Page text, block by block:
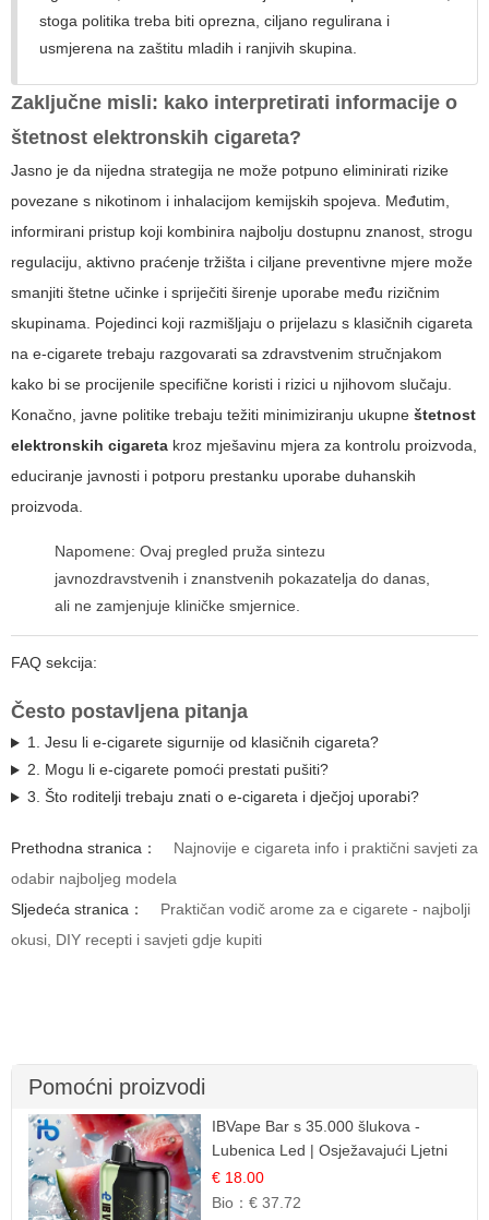
stoga politika treba biti oprezna, ciljano regulirana i
usmjerena na zaštitu mladih i ranjivih skupina.
Zaključne misli: kako interpretirati informacije o
štetnost elektronskih cigareta?
Jasno je da nijedna strategija ne može potpuno eliminirati rizike
povezane s nikotinom i inhalacijom kemijskih spojeva. Međutim,
informirani pristup koji kombinira najbolju dostupnu znanost, strogu
regulaciju, aktivno praćenje tržišta i ciljane preventivne mjere može
smanjiti štetne učinke i spriječiti širenje uporabe među rizičnim
skupinama. Pojedinci koji razmišljaju o prijelazu s klasičnih cigareta
na e-cigarete trebaju razgovarati sa zdravstvenim stručnjakom
kako bi se procijenile specifične koristi i rizici u njihovom slučaju.
Konačno, javne politike trebaju težiti minimiziranju ukupne štetnost
elektronskih cigareta kroz mješavinu mjera za kontrolu proizvoda,
educiranje javnosti i potporu prestanku uporabe duhanskih
proizvoda.
Napomene: Ovaj pregled pruža sintezu
javnozdravstvenih i znanstvenih pokazatelja do danas,
ali ne zamjenjuje kliničke smjernice.
FAQ sekcija:
Često postavljena pitanja
1. Jesu li e-cigarete sigurnije od klasičnih cigareta?
2. Mogu li e-cigarete pomoći prestati pušiti?
3. Što roditelji trebaju znati o e-cigareta i dječjoj uporabi?
Prethodna stranica：
Najnovije e cigareta info i praktični savjeti za
odabir najboljeg modela
Sljedeća stranica：
Praktičan vodič arome za e cigarete - najbolji
okusi, DIY recepti i savjeti gdje kupiti
Pomoćni proizvodi
IBVape Bar s 35.000 šlukova -
Lubenica Led | Osježavajući Ljetni
Okus
€ 18.00
Bio：€ 37.72